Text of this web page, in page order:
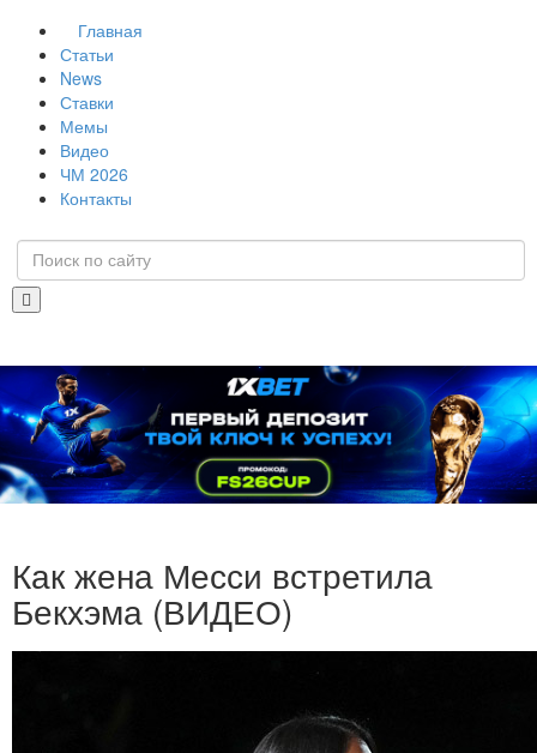
Главная
Статьи
News
Ставки
Мемы
Видео
ЧМ 2026
Контакты
Как жена Месси встретила
Бекхэма (ВИДЕО)